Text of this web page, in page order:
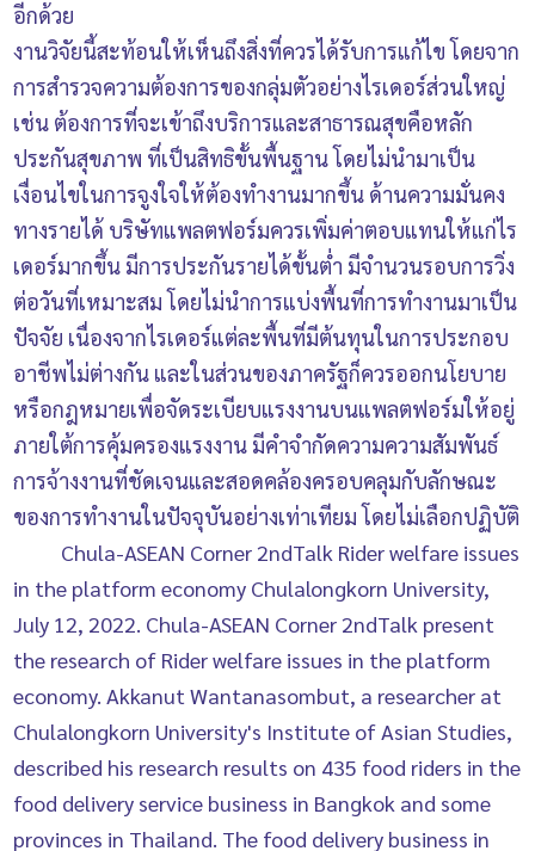
อีกด้วย
งานวิจัยนี้สะท้อนให้เห็นถึงสิ่งที่ควรได้รับการแก้ไข โดยจาก
การสำรวจความต้องการของกลุ่มตัวอย่างไรเดอร์ส่วนใหญ่
เช่น ต้องการที่จะเข้าถึงบริการและสาธารณสุขคือหลัก
ประกันสุขภาพ ที่เป็นสิทธิขั้นพื้นฐาน โดยไม่นำมาเป็น
เงื่อนไขในการจูงใจให้ต้องทำงานมากขึ้น ด้านความมั่นคง
ทางรายได้ บริษัทแพลตฟอร์มควรเพิ่มค่าตอบแทนให้แก่ไร
เดอร์มากขึ้น มีการประกันรายได้ขั้นต่ำ มีจำนวนรอบการวิ่ง
ต่อวันที่เหมาะสม โดยไม่นำการแบ่งพื้นที่การทำงานมาเป็น
ปัจจัย เนื่องจากไรเดอร์แต่ละพื้นที่มีต้นทุนในการประกอบ
อาชีพไม่ต่างกัน และในส่วนของภาครัฐก็ควรออกนโยบาย
หรือกฎหมายเพื่อจัดระเบียบแรงงานบนแพลตฟอร์มให้อยู่
ภายใต้การคุ้มครองแรงงาน มีคำจำกัดความความสัมพันธ์
การจ้างงานที่ชัดเจนและสอดคล้องครอบคลุมกับลักษณะ
ของการทำงานในปัจจุบันอย่างเท่าเทียม โดยไม่เลือกปฏิบัติ
Chula-ASEAN Corner 2ndTalk Rider welfare issues
in the platform economy Chulalongkorn University,
July 12, 2022. Chula-ASEAN Corner 2ndTalk present
the research of Rider welfare issues in the platform
economy. Akkanut Wantanasombut, a researcher at
Chulalongkorn University's Institute of Asian Studies,
described his research results on 435 food riders in the
food delivery service business in Bangkok and some
provinces in Thailand. The food delivery business in